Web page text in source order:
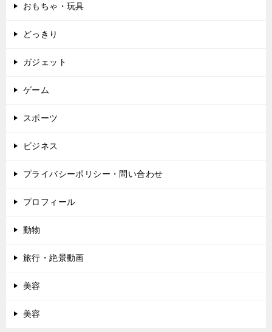
おもちゃ・玩具
どっきり
ガジェット
ゲーム
スポーツ
ビジネス
プライバシーポリシー・問い合わせ
プロフィール
動物
旅行・絶景動画
美容
美容